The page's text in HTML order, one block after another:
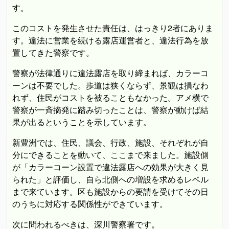
す。
このコストを発生させた責任は、はっきり2者にありま
す。違法に営業を続ける露店運営者と、違法行為を放
置してきた警察です。
警察が法律通りに違法露店を取り締まれば、カラーコ
ーンは不要でした。歩道は狭くならず、景観は損なわ
れず、住民がコストを被ることもなかった。アメ横で
警察が一斉摘発に踏み切ったことは、警察が動けば結
果が出るということを示しています。
新豊洲では、住民、議会、行政、施設、それぞれが自
分にできることを動いて、ここまで来ました。施設側
が「カラーコーン設置で違法露店への効果が大きく見
られた」と評価し、自ら北側への増設を求めるレベル
まで来ています。区も施設からの要請を受けてその日
のうちに対応する関係性ができています。
次に問われるべきは、深川警察署です。